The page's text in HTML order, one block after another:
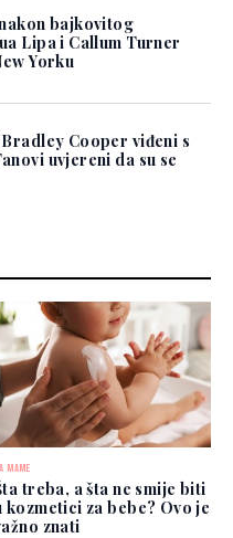
bajkovitog
Lipa i Callum Turner
Yorku
Cooper viđeni s
uvjereni da su se
MAME
treba, a šta ne smije biti
kozmetici za bebe? Ovo je
znati